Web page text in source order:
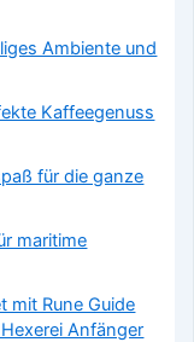
Ambiente und
Kaffeegenuss
für die ganze
maritime
mit Rune Guide
Anfänger